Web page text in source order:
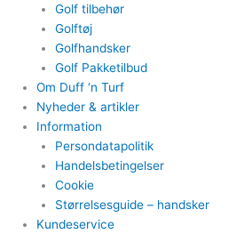
Golf tilbehør
Golftøj
Golfhandsker
Golf Pakketilbud
Om Duff ‘n Turf
Nyheder & artikler
Information
Persondatapolitik
Handelsbetingelser
Cookie
Størrelsesguide – handsker
Kundeservice